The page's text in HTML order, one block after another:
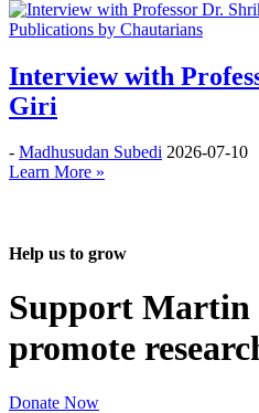
Publications by Chautarians
Interview with
Giri
- Madhusudan Subedi 2026-07-10
Learn More »
Help us to grow
Support Martin
promote
Donate Now